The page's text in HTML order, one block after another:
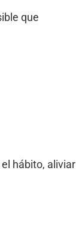
que
hábito, aliviar